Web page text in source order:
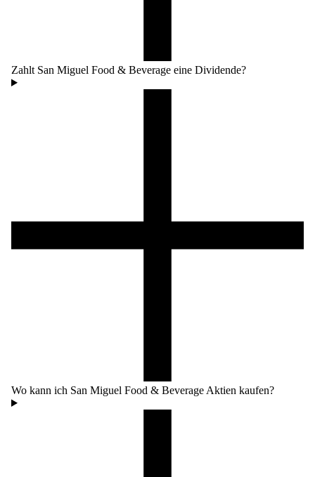
Zahlt San Miguel Food & Beverage eine Dividende?
Wo kann ich San Miguel Food & Beverage Aktien kaufen?